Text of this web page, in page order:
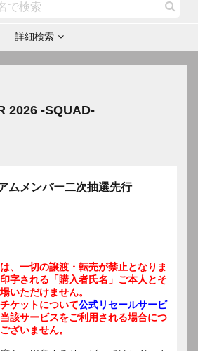
詳細検索
2026 -SQUAD-
ムメンバー二次抽選先行
、一切の譲渡・転売が禁止となりま
字される「購入者氏名」ご本人とそ
いただけません。
ケットについて公式リセールサービ
該サービスをご利用される場合につ
ざいません。